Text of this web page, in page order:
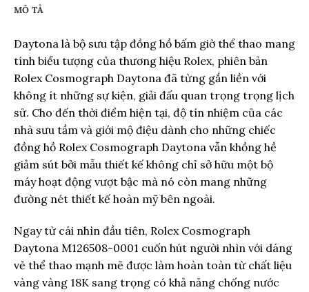
MÔ TẢ
Daytona là bộ sưu tập đồng hồ bấm giờ thể thao mang
tính biểu tượng của thương hiệu Rolex, phiên bản
Rolex Cosmograph Daytona đã từng gắn liền với
không ít những sự kiện, giải đấu quan trọng trọng lịch
sử. Cho đến thời điểm hiện tại, độ tín nhiệm của các
nhà sưu tầm và giới mộ điệu dành cho những chiếc
đồng hồ Rolex Cosmograph Daytona vẫn khồng hề
giảm sút bởi mẫu thiết kế không chỉ sở hữu một bộ
máy hoạt động vượt bậc mà nó còn mang những
đường nét thiết kế hoàn mỹ bên ngoài.
Ngay từ cái nhìn đầu tiên, Rolex Cosmograph
Daytona M126508-0001 cuốn hút người nhìn với dáng
vẻ thể thao mạnh mẽ được làm hoàn toàn từ chất liệu
vàng vàng 18K sang trọng có khả năng chống nước